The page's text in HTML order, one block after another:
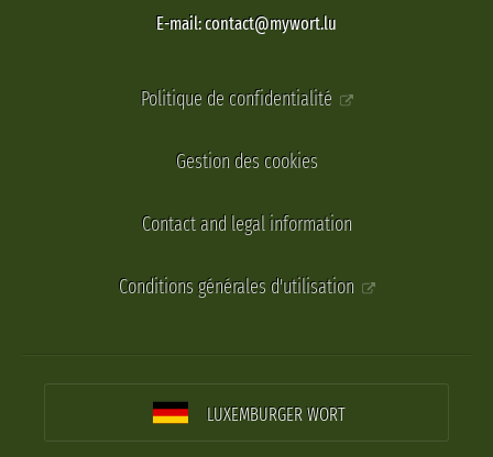
E-mail: contact@mywort.lu
Politique de confidentialité
Gestion des cookies
Contact and legal information
Conditions générales d'utilisation
LUXEMBURGER WORT